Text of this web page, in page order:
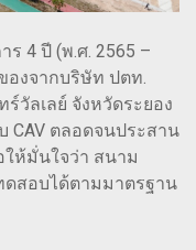
ร 4 ปี (พ.ศ. 2565 –
องจากบริษัท ปตท.
วัลเลย์ จังหวัดระยอง
CAV ตลอดจนประสาน
ห้มั่นใจว่า สนาม
สอบได้ตามมาตรฐาน